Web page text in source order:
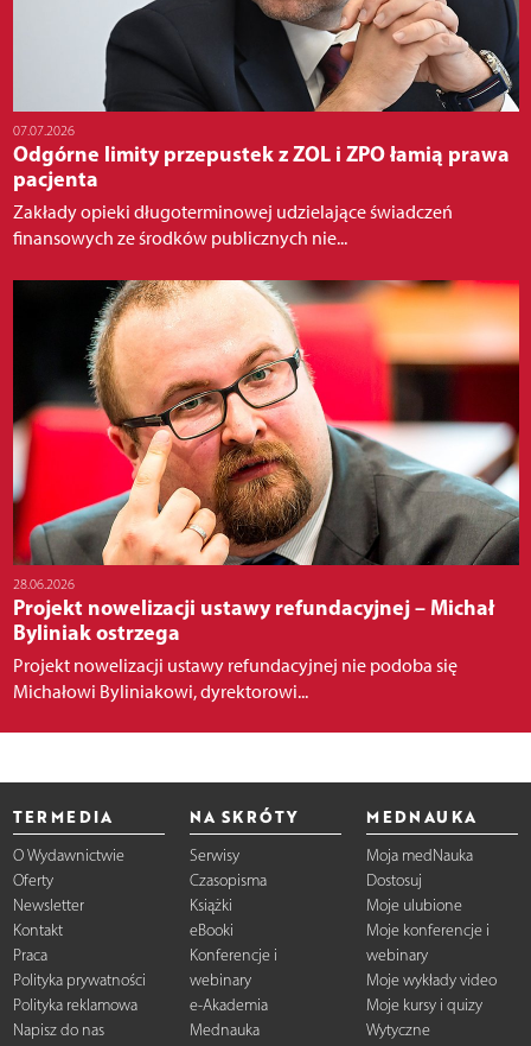
07.07.2026
Odgórne limity przepustek z ZOL i ZPO łamią prawa
pacjenta
Zakłady opieki długoterminowej udzielające świadczeń
finansowych ze środków publicznych nie...
28.06.2026
Projekt nowelizacji ustawy refundacyjnej – Michał
Byliniak ostrzega
Projekt nowelizacji ustawy refundacyjnej nie podoba się
Michałowi Byliniakowi, dyrektorowi...
TERMEDIA
O Wydawnictwie
Oferty
Newsletter
Kontakt
Praca
Polityka prywatności
Polityka reklamowa
Napisz do nas
NA SKRÓTY
Serwisy
Czasopisma
Książki
eBooki
Konferencje i
webinary
e-Akademia
Mednauka
MEDNAUKA
Moja medNauka
Dostosuj
Moje ulubione
Moje konferencje i
webinary
Moje wykłady video
Moje kursy i quizy
Wytyczne